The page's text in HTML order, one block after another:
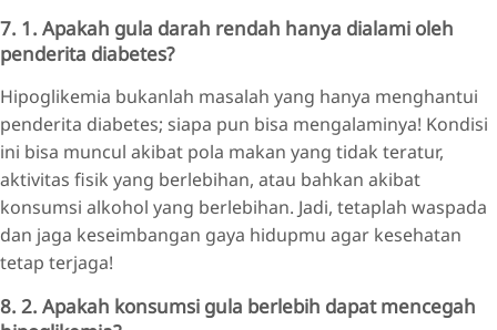
7. 1. Apakah gula darah rendah hanya dialami oleh
penderita diabetes?
Hipoglikemia bukanlah masalah yang hanya menghantui
penderita diabetes; siapa pun bisa mengalaminya! Kondisi
ini bisa muncul akibat pola makan yang tidak teratur,
aktivitas fisik yang berlebihan, atau bahkan akibat
konsumsi alkohol yang berlebihan. Jadi, tetaplah waspada
dan jaga keseimbangan gaya hidupmu agar kesehatan
tetap terjaga!
8. 2. Apakah konsumsi gula berlebih dapat mencegah